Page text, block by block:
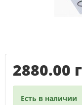
2880.00
Есть в наличии